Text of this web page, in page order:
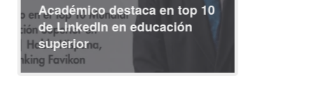
Académico destaca en top 10
de LinkedIn en educación
superior